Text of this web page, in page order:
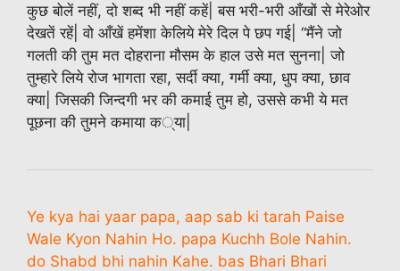
कुछ बोलें नहीं, दो शब्द भी नहीं कहें| बस भरी-भरी आँखों से मेरेओर
देखतें रहें| वो आँखें हमेंशा केलिये मेरे दिल पे छप गई| “मैंने जो
गलती की तुम मत दोहराना मौसम के हाल उसे मत सुनना| जो
तुम्हारे लिये रोज भागता रहा, सर्दी क्या, गर्मी क्या, धुप क्या, छाव
क्या| जिसकी जिन्दगी भर की कमाई तुम हो, उससे कभी ये मत
पूछना की तुमने कमाया क्या|
Ye kya hai yaar papa, aap sab ki tarah Paise
Wale Kyon Nahin Ho. papa Kuchh Bole Nahin.
do Shabd bhi nahin Kahe. bas Bhari Bhari